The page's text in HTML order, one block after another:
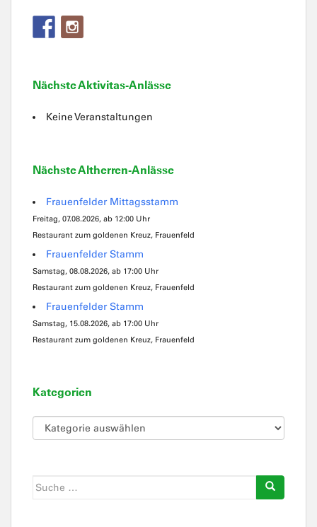
Nächste Aktivitas-Anlässe
Keine Veranstaltungen
Nächste Altherren-Anlässe
Frauenfelder Mittagsstamm
Freitag, 07.08.2026, ab 12:00 Uhr
Restaurant zum goldenen Kreuz, Frauenfeld
Frauenfelder Stamm
Samstag, 08.08.2026, ab 17:00 Uhr
Restaurant zum goldenen Kreuz, Frauenfeld
Frauenfelder Stamm
Samstag, 15.08.2026, ab 17:00 Uhr
Restaurant zum goldenen Kreuz, Frauenfeld
Kategorien
Kategorien
Suche